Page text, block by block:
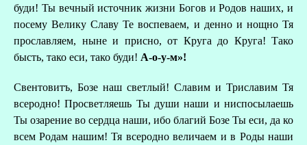
буди! Ты вечный источник жизни Богов и Родов наших, и
посему Велику Славу Те воспеваем, и денно и нощно Тя
прославляем, ныне и присно, от Круга до Круга! Тако
бысть, тако еси, тако буди! А-о-у-м»!
Свентовитъ, Бозе наш светлый! Славим и Триславим Тя
всеродно! Просветляешь Ты души наши и ниспосылаешь
Ты озарение во сердца наши, ибо благий Бозе Ты еси, да ко
всем Родам нашим! Тя всеродно величаем и в Роды наши